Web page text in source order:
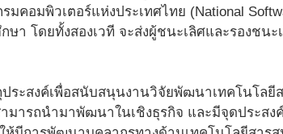
อมพิวเตอร์แห่งประเทศไทย (National
า โดยทั้งสองเวที จะส่งผู้ชนะเลิศและรองชน
ระสงค์เพื่อสนับสนุนงานวิจัยพัฒนาเทคโนโลยี
ารถนำมาพัฒนาในเชิงธุรกิจ และมีจุดประสง